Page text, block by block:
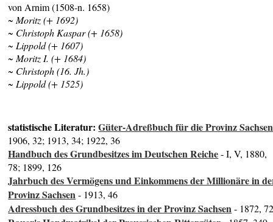
von Arnim (1508-n. 1658)
~ Moritz (+ 1692)
~ Christoph Kaspar (+ 1658)
~ Lippold (+ 1607)
~ Moritz I. (+ 1684)
~ Christoph (16. Jh.)
~ Lippold (+ 1525)
statistische Literatur:Güter-Adreßbuch für die Provinz Sachsen
1906, 32; 1913, 34; 1922, 36
Handbuch des Grundbesitzes im Deutschen Reiche- I, V, 1880,
78; 1899, 126
Jahrbuch des Vermögens und Einkommens der Millionäre in
Provinz Sachsen- 1913, 46
Adressbuch des Grundbesitzes in der Provinz Sachsen- 1872,